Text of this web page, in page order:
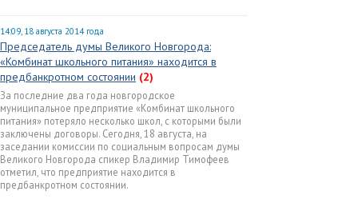
14:09, 18 августа 2014 года
Председатель думы Великого Новгорода:
«Комбинат школьного питания» находится в
предбанкротном состоянии (2)
За последние два года новгородское
муниципальное предприятие «Комбинат школьного
питания» потеряло несколько школ, с которыми были
заключены договоры. Сегодня, 18 августа, на
заседании комиссии по социальным вопросам думы
Великого Новгорода спикер Владимир Тимофеев
отметил, что предприятие находится в
предбанкротном состоянии.